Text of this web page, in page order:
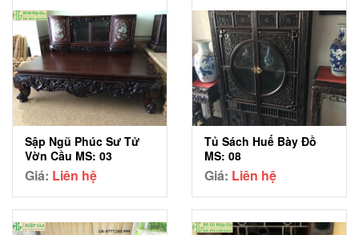
45,000,000 ₫.là:
40,000,000 ₫.
Sập Ngũ Phúc Sư Tử
Vờn Cầu MS: 03
Giá: Liên hệ
Tủ Sách Huế Bày Đồ
MS: 08
Giá: Liên hệ